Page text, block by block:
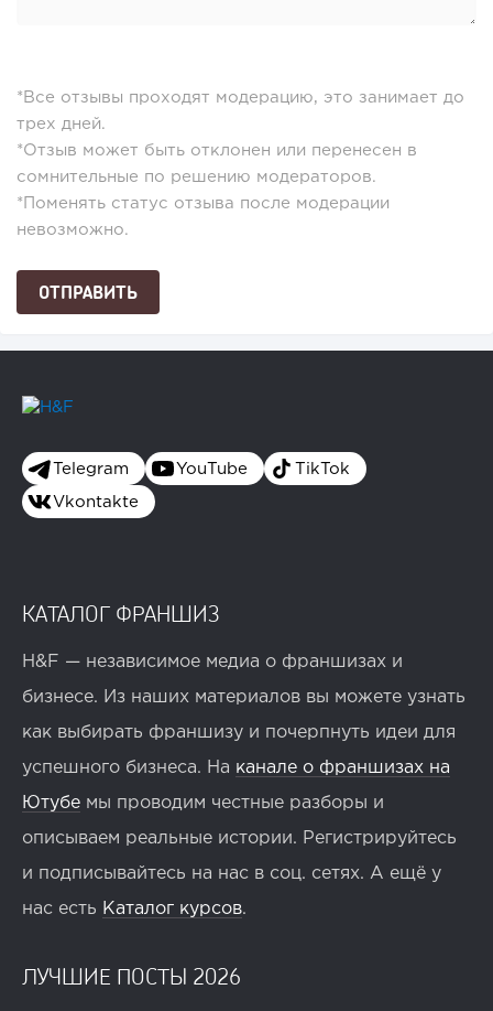
*Все отзывы проходят модерацию, это занимает до
трех дней.
*Отзыв может быть отклонен или перенесен в
сомнительные по решению модераторов.
*Поменять статус отзыва после модерации
невозможно.
Telegram YouTube TikTok
Vkontakte
КАТАЛОГ ФРАНШИЗ
H&F — независимое медиа о франшизах и
бизнесе. Из наших материалов вы можете узнать
как выбирать франшизу и почерпнуть идеи для
успешного бизнеса. На канале о франшизах на
Ютубе мы проводим честные разборы и
описываем реальные истории. Регистрируйтесь
и подписывайтесь на нас в соц. сетях. А ещё у
нас есть Каталог курсов.
ЛУЧШИЕ ПОСТЫ 2026